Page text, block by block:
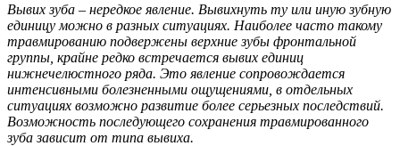
Вывих зуба – нередкое явление. Вывихнуть ту или иную зубную
единицу можно в разных ситуациях. Наиболее часто такому
травмированию подвержены верхние зубы фронтальной
группы, крайне редко встречается вывих единиц
нижнечелюстного ряда. Это явление сопровождается
интенсивными болезненными ощущениями, в отдельных
ситуациях возможно развитие более серьезных последствий.
Возможность последующего сохранения травмированного
зуба зависит от типа вывиха.